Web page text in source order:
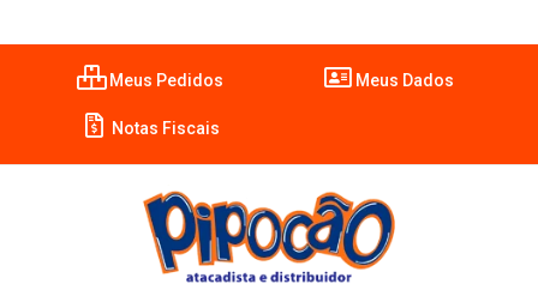
Meus Pedidos Meus Dados
Notas Fiscais